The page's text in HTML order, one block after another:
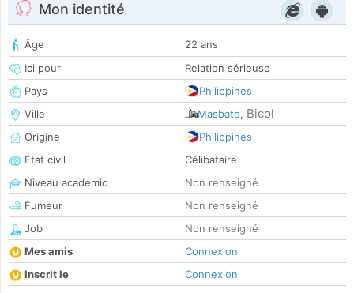
Mon identité
Âge
22 ans
Ici pour
Relation sérieuse
Pays
Philippines
Ville
Masbate, Bicol
Origine
Philippines
État civil
Célibataire
Niveau academic
Non renseigné
Fumeur
Non renseigné
Job
Non renseigné
Mes amis
Connexion
Inscrit le
Connexion